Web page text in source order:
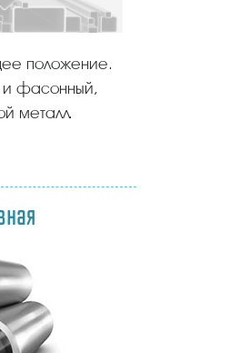
положение.
и фасонный,
металл.